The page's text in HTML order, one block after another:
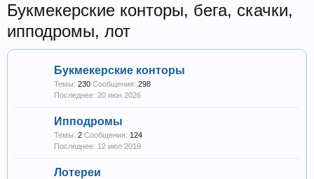
Букмекерские конторы, бега, скачки,
ипподромы, лот
Букмекерские конторы
Темы: 230 Сообщения: 298
20 июн 2026
Ипподромы
Темы: 2 Сообщения: 124
12 июл 2019
Лотереи